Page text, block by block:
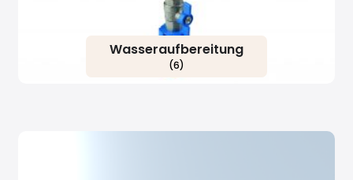
Wasseraufbereitung
(6)